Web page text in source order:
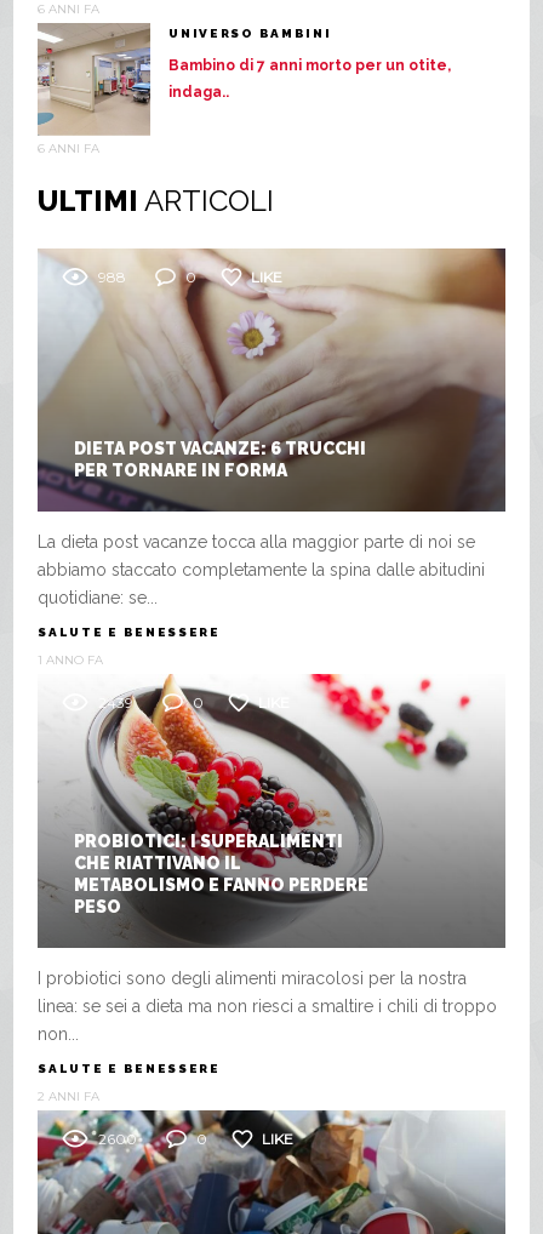
6 ANNI FA
UNIVERSO BAMBINI
Bambino di 7 anni morto per un otite,
indaga..
6 ANNI FA
ULTIMI ARTICOLI
DIETA POST VACANZE: 6 TRUCCHI
PER TORNARE IN FORMA
988 0 LIKE
La dieta post vacanze tocca alla maggior parte di noi se
abbiamo staccato completamente la spina dalle abitudini
quotidiane: se...
SALUTE E BENESSERE
1 ANNO FA
PROBIOTICI: I SUPERALIMENTI
CHE RIATTIVANO IL
METABOLISMO E FANNO PERDERE
PESO
2439 0 LIKE
I probiotici sono degli alimenti miracolosi per la nostra
linea: se sei a dieta ma non riesci a smaltire i chili di troppo
non...
SALUTE E BENESSERE
2 ANNI FA
2600 0 LIKE